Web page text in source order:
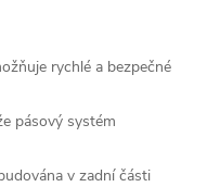
rychlé a bezpečné
pásový systém
v zadní části